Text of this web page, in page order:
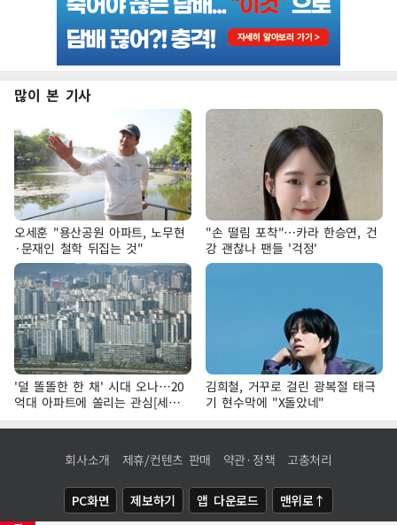
많이 본 기사
오세훈 "용산공원 아파트, 노무현
·문재인 철학 뒤집는 것"
"손 떨림 포착"…카라 한승연, 건
강 괜찮나 팬들 '걱정'
'덜 똘똘한 한 채' 시대 오나…20
억대 아파트에 쏠리는 관심[세제
개편, 그 이후②]
김희철, 거꾸로 걸린 광복절 태극
기 현수막에 "X돌았네"
회사소개 제휴/컨텐츠 판매 약관·정책 고충처리
PC화면 제보하기 앱 다운로드 맨위로↑